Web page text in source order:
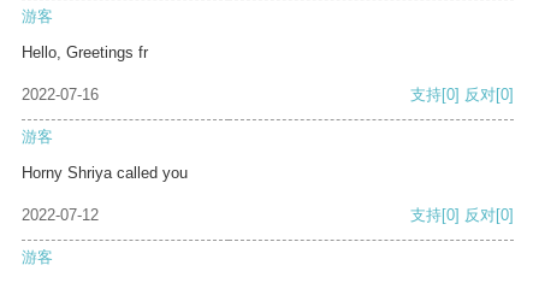
游客
Hello, Greetings fr
2022-07-16 支持[0] 反对[0]
游客
Horny Shriya called you
2022-07-12 支持[0] 反对[0]
游客